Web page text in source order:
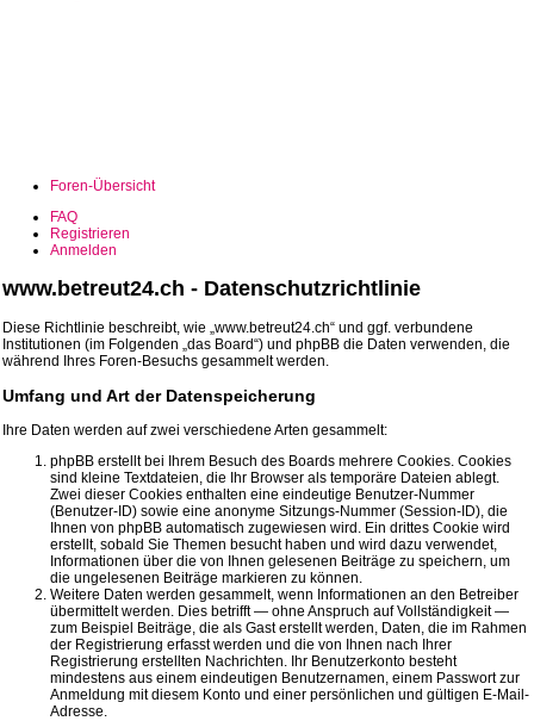
Foren-Übersicht
FAQ
Registrieren
Anmelden
www.betreut24.ch - Datenschutzrichtlinie
Diese Richtlinie beschreibt, wie „www.betreut24.ch“ und ggf. verbundene
Institutionen (im Folgenden „das Board“) und phpBB die Daten verwenden, die
während Ihres Foren-Besuchs gesammelt werden.
Umfang und Art der Datenspeicherung
Ihre Daten werden auf zwei verschiedene Arten gesammelt:
phpBB erstellt bei Ihrem Besuch des Boards mehrere Cookies. Cookies
sind kleine Textdateien, die Ihr Browser als temporäre Dateien ablegt.
Zwei dieser Cookies enthalten eine eindeutige Benutzer-Nummer
(Benutzer-ID) sowie eine anonyme Sitzungs-Nummer (Session-ID), die
Ihnen von phpBB automatisch zugewiesen wird. Ein drittes Cookie wird
erstellt, sobald Sie Themen besucht haben und wird dazu verwendet,
Informationen über die von Ihnen gelesenen Beiträge zu speichern, um
die ungelesenen Beiträge markieren zu können.
Weitere Daten werden gesammelt, wenn Informationen an den Betreiber
übermittelt werden. Dies betrifft — ohne Anspruch auf Vollständigkeit —
zum Beispiel Beiträge, die als Gast erstellt werden, Daten, die im Rahmen
der Registrierung erfasst werden und die von Ihnen nach Ihrer
Registrierung erstellten Nachrichten. Ihr Benutzerkonto besteht
mindestens aus einem eindeutigen Benutzernamen, einem Passwort zur
Anmeldung mit diesem Konto und einer persönlichen und gültigen E-Mail-
Adresse.